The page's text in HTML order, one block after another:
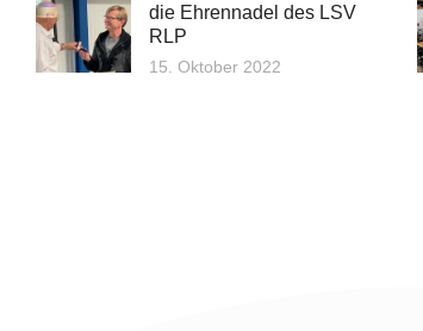
die Ehrennadel des LSV
RLP
15. Oktober 2022